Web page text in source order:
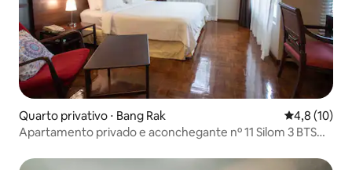
Quarto privativo ⋅ Bang Rak 4,8 de uma
4,8 (10)
Apartamento privado e aconchegante nº 11 Silom 3 BTS